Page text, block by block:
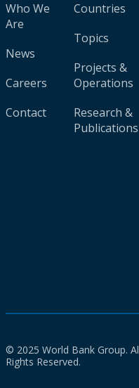
Who We
Are
News
Careers
Contact
Countries
Topics
Projects &
Operations
Research &
Publications
© 2025 World Bank Group.
Rights Reserved.